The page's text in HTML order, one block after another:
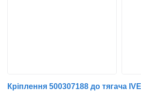
Кріплення 500307188 до тягача